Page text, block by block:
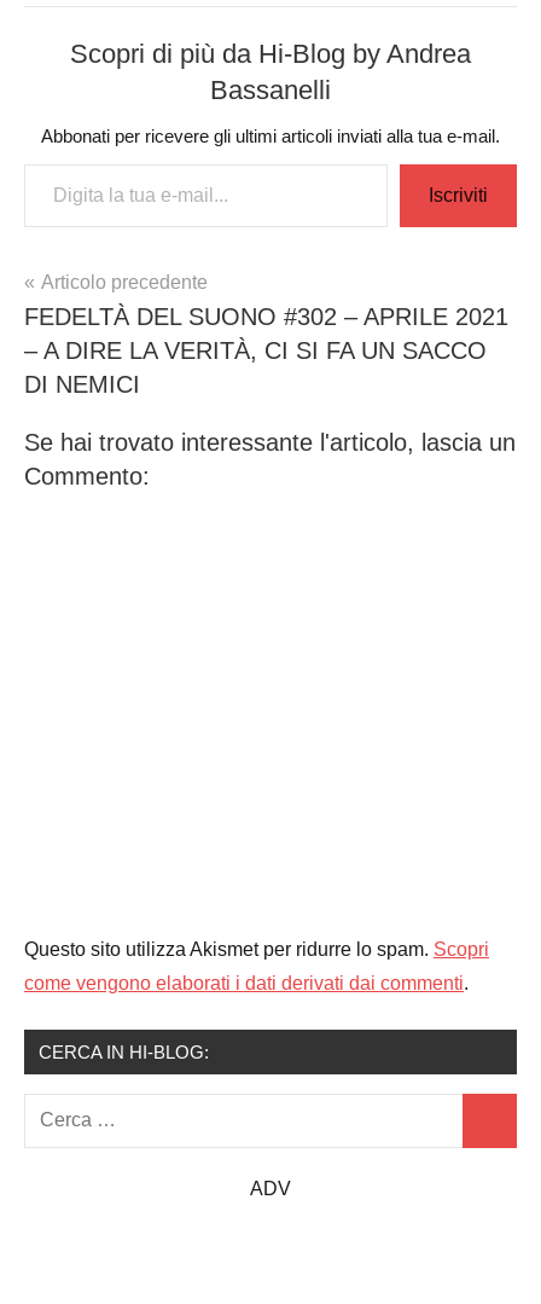
Scopri di più da Hi-Blog by Andrea
Bassanelli
Abbonati per ricevere gli ultimi articoli inviati alla tua e-mail.
Digita la tua e-mail...
Iscriviti
Navigazione
articoli
Articolo precedente
FEDELTÀ DEL SUONO #302 – APRILE 2021
– A DIRE LA VERITÀ, CI SI FA UN SACCO
DI NEMICI
Se hai trovato interessante l'articolo, lascia un
Commento:
Questo sito utilizza Akismet per ridurre lo spam. Scopri
come vengono elaborati i dati derivati dai commenti.
CERCA IN HI-BLOG:
Ricerca
per:
ADV